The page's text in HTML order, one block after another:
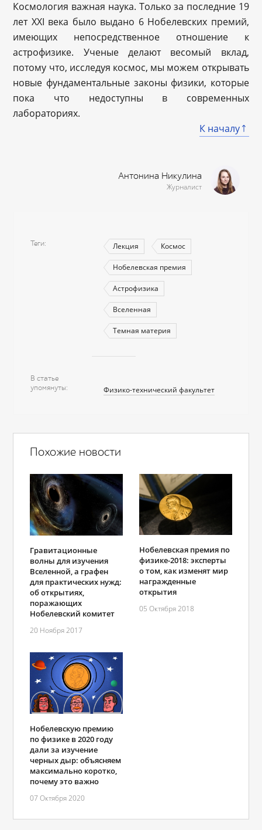
Космология важная наука. Только за последние 19
лет XXI века было выдано 6 Нобелевских премий,
имеющих непосредственное отношение к
астрофизике. Ученые делают весомый вклад,
потому что, исследуя космос, мы можем открывать
новые фундаментальные законы физики, которые
пока что недоступны в современных
лабораториях.
К началу
Антонина Никулина
Журналист
Теги Лекция Космос
Нобелевская премия
Астрофизика
Вселенная
Темная материя
В статье
упомянуты
Физико-технический факультет
Похожие новости
Гравитационные
волны для изучения
Вселенной, а графен
для практических нужд:
об открытиях,
поражающих
Нобелевский комитет
20 Ноября 2017
Нобелевская премия по
физике-2018: эксперты
о том, как изменят мир
награжденные
открытия
05 Октября 2018
Нобелевскую премию
по физике в 2020 году
дали за изучение
черных дыр: объясняем
максимально коротко,
почему это важно
07 Октября 2020